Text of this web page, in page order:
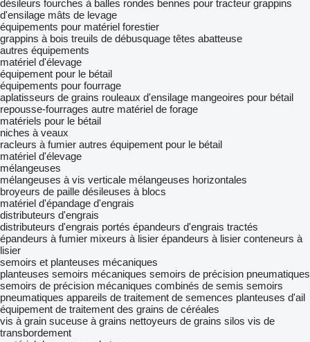
désileurs fourches à balles rondes bennes pour tracteur grappins
d'ensilage mâts de levage
équipements pour matériel forestier
grappins à bois treuils de débusquage têtes abatteuse
autres équipements
matériel d'élevage
équipement pour le bétail
équipements pour fourrage
aplatisseurs de grains rouleaux d'ensilage mangeoires pour bétail
repousse-fourrages autre matériel de forage
matériels pour le bétail
niches à veaux
racleurs à fumier autres équipement pour le bétail
matériel d'élevage
mélangeuses
mélangeuses à vis verticale mélangeuses horizontales
broyeurs de paille désileuses à blocs
matériel d'épandage d'engrais
distributeurs d'engrais
distributeurs d'engrais portés épandeurs d'engrais tractés
épandeurs à fumier mixeurs à lisier épandeurs à lisier conteneurs à
lisier
semoirs et planteuses mécaniques
planteuses semoirs mécaniques semoirs de précision pneumatiques
semoirs de précision mécaniques combinés de semis semoirs
pneumatiques appareils de traitement de semences planteuses d'ail
équipement de traitement des grains de céréales
vis à grain suceuse à grains nettoyeurs de grains silos vis de
transbordement